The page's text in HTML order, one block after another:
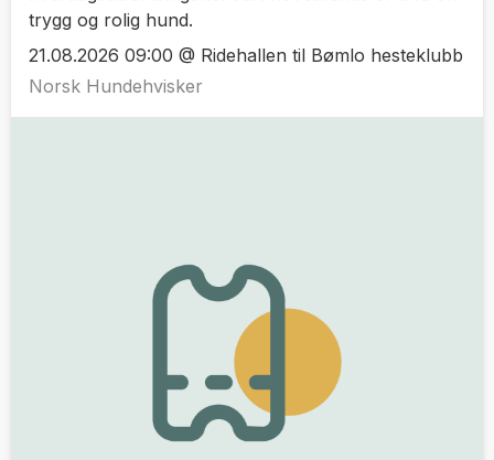
trygg og rolig hund.
21.08.2026 09:00 @ Ridehallen til Bømlo hesteklubb
Norsk Hundehvisker